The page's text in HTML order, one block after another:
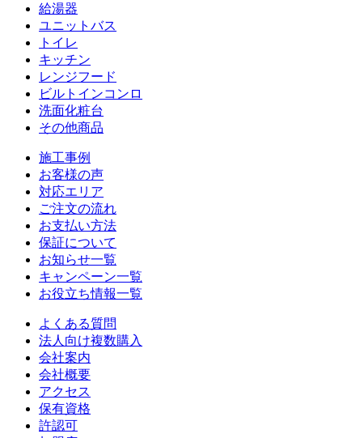
給湯器
ユニットバス
トイレ
キッチン
レンジフード
ビルトインコンロ
洗面化粧台
その他商品
施工事例
お客様の声
対応エリア
ご注文の流れ
お支払い方法
保証について
お知らせ一覧
キャンペーン一覧
お役立ち情報一覧
よくある質問
法人向け複数購入
会社案内
会社概要
アクセス
保有資格
許認可